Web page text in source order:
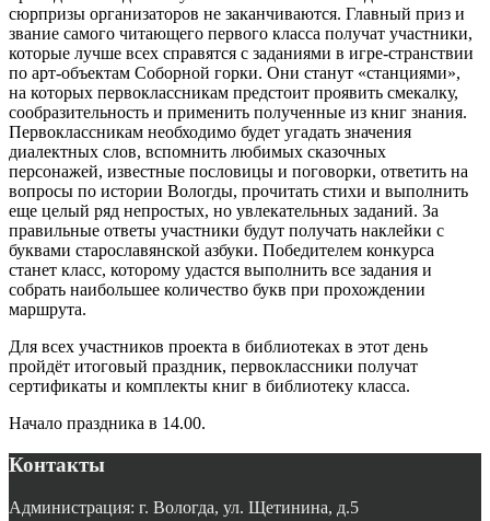
сюрпризы организаторов не заканчиваются. Главный приз и
звание самого читающего первого класса получат участники,
которые лучше всех справятся с заданиями в игре-странствии
по арт-объектам Соборной горки. Они станут «станциями»,
на которых первоклассникам предстоит проявить смекалку,
сообразительность и применить полученные из книг знания.
Первоклассникам необходимо будет угадать значения
диалектных слов, вспомнить любимых сказочных
персонажей, известные пословицы и поговорки, ответить на
вопросы по истории Вологды, прочитать стихи и выполнить
еще целый ряд непростых, но увлекательных заданий. За
правильные ответы участники будут получать наклейки с
буквами старославянской азбуки. Победителем конкурса
станет класс, которому удастся выполнить все задания и
собрать наибольшее количество букв при прохождении
маршрута.
Для всех участников проекта в библиотеках в этот день
пройдёт итоговый праздник, первоклассники получат
сертификаты и комплекты книг в библиотеку класса.
Начало праздника в 14.00.
Контакты
Администрация: г. Вологда, ул. Щетинина, д.5